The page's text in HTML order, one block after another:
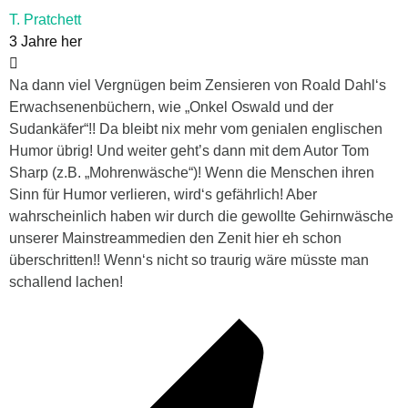
T. Pratchett
3 Jahre her
Na dann viel Vergnügen beim Zensieren von Roald Dahl‘s
Erwachsenenbüchern, wie „Onkel Oswald und der
Sudankäfer“!! Da bleibt nix mehr vom genialen englischen
Humor übrig! Und weiter geht’s dann mit dem Autor Tom
Sharp (z.B. „Mohrenwäsche“)! Wenn die Menschen ihren
Sinn für Humor verlieren, wird‘s gefährlich! Aber
wahrscheinlich haben wir durch die gewollte Gehirnwäsche
unserer Mainstreammedien den Zenit hier eh schon
überschritten!! Wenn‘s nicht so traurig wäre müsste man
schallend lachen!